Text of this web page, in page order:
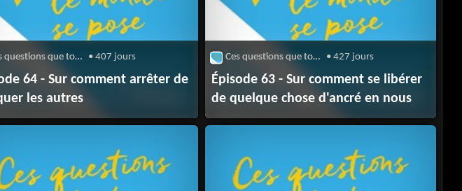
Ces questions que tout le monde se pose • 407 jours
64 - Sur comment arrêter de
les autres
Ces questions que tout le monde se pose • 427 jours
Épisode 63 - Sur comment se libérer
de quelque chose d'ancré en nous